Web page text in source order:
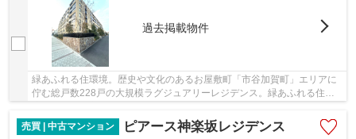
過去掲載物件
緑あふれる住環境。歴史や文化のあるお屋敷町「市谷加賀町」エリアに
佇む総戸数228戸の大規模ラグジュアリーレジデンス。緑あふれる住環
売買 | 中古マンション
ピアース神楽坂レジデンス